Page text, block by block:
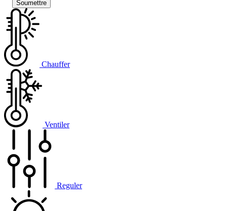
Chauffer
Ventiler
Reguler